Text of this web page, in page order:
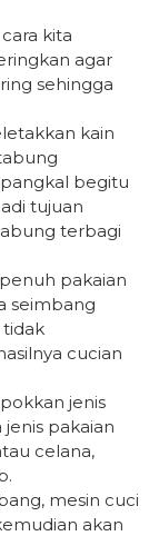
kita
agar
sehingga
kain
begitu
tujuan
terbagi
pakaian
seimbang
cucian
jenis
pakaian
celana,
mesin cuci
akan